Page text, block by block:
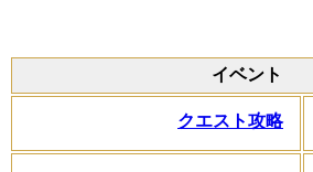
イベント
クエスト攻略